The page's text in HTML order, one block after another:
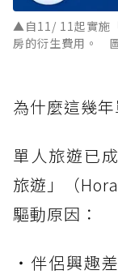
▲自11/ 11起實施
房的衍生費用。
為什麼這幾
單人旅遊已
旅遊」（
驅動原因：
・伴侶興趣